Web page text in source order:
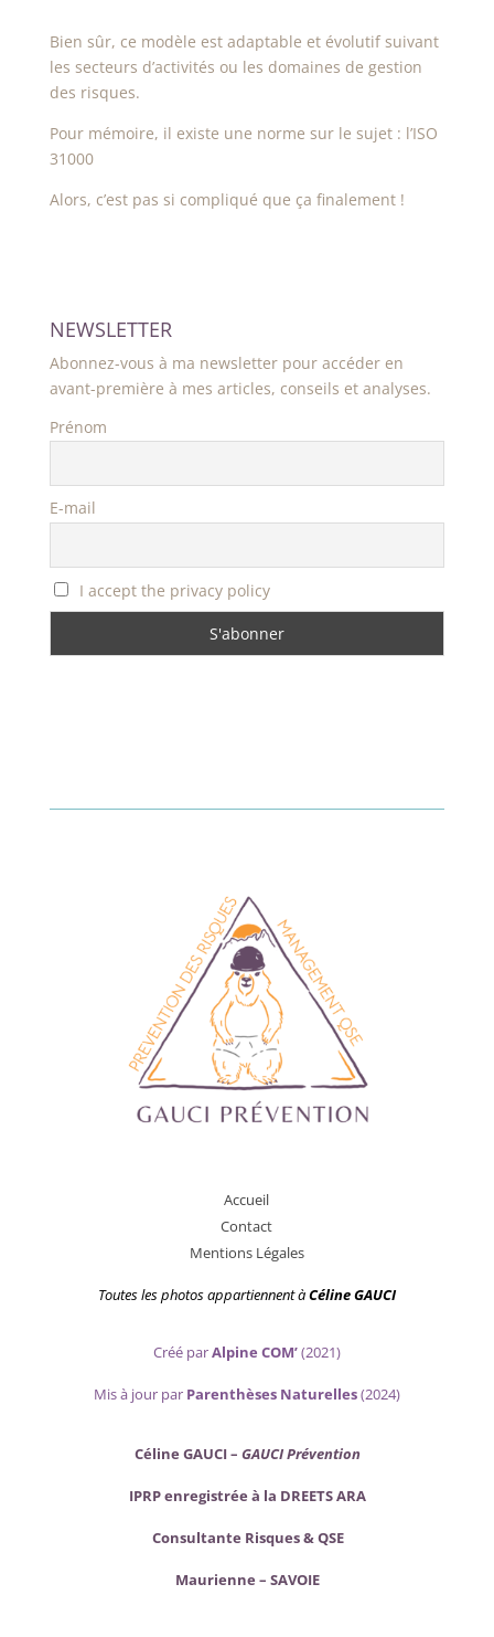
Bien sûr, ce modèle est adaptable et évolutif suivant
les secteurs d’activités ou les domaines de gestion
des risques.
Pour mémoire, il existe une norme sur le sujet : l’ISO
31000
Alors, c’est pas si compliqué que ça finalement !
NEWSLETTER
Abonnez-vous à ma newsletter pour accéder en
avant-première à mes articles, conseils et analyses.
Prénom
E-mail
I accept the privacy policy
Accueil
Contact
Mentions Légales
Toutes les photos appartiennentàCéline GAUCI
Créé parAlpine COM’(2021)
Misà jour par Parenthèses Naturelles(2024)
Céline GAUCI –GAUCI Prévention
IPRP enregistrée à la DREETS ARA
Consultante Risques & QSE
Maurienne – SAVOIE